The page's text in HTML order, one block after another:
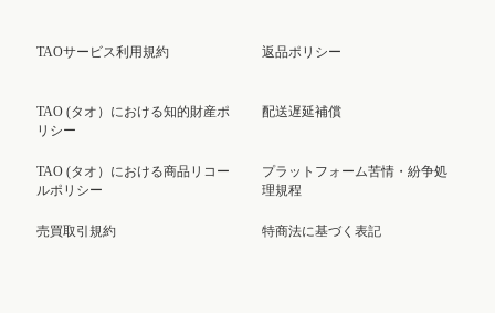
TAOサービス利用規約
TAO (タオ）における知的財産ポ
リシー
TAO (タオ）における商品リコー
ルポリシー
売買取引規約
返品ポリシー
配送遅延補償
プラットフォーム苦情・紛争処
理規程
特商法に基づく表記